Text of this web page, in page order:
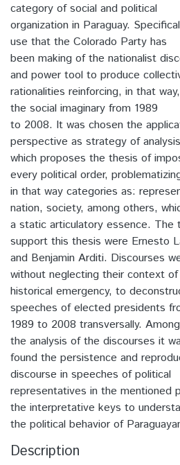
category of social and political
organization in Paraguay.
use that the Colorado Party has
been making of the nationalist
and power tool to produce
rationalities reinforcing, in that
the social imaginary from 1989
to 2008. It was chosen the
perspective as strategy of
which proposes the thesis of
every political order,
in that way categories as:
nation, society, among others,
a static articulatory essence.
support this thesis were Ernesto
and Benjamin Arditi. Discourses
without neglecting their context of
historical emergency, to
speeches of elected presidents
1989 to 2008 transversally.
the analysis of the discourses it
found the persistence and
discourse in speeches of political
representatives in the mentioned
the interpretative keys to
the political behavior of
Description